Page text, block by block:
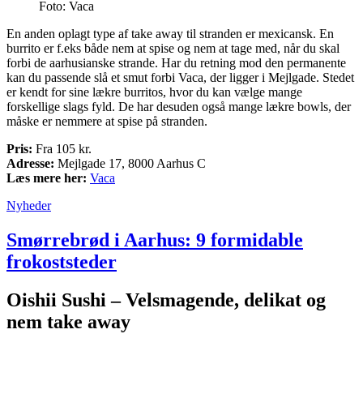
Foto: Vaca
En anden oplagt type af take away til stranden er mexicansk. En
burrito er f.eks både nem at spise og nem at tage med, når du skal
forbi de aarhusianske strande. Har du retning mod den permanente
kan du passende slå et smut forbi Vaca, der ligger i Mejlgade. Stedet
er kendt for sine lækre burritos, hvor du kan vælge mange
forskellige slags fyld. De har desuden også mange lækre bowls, der
måske er nemmere at spise på stranden.
Pris: Fra 105 kr.
Adresse: Mejlgade 17, 8000 Aarhus C
Læs mere her: Vaca
Nyheder
Smørrebrød i Aarhus: 9 formidable
frokoststeder
Oishii Sushi – Velsmagende, delikat og
nem take away